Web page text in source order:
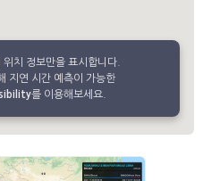
치 정보만을 표시합니다.
지연 시간 예측이 가능한
를 이용해보세요.